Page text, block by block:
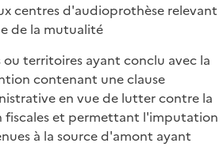
centres d'audioprothèse relevant
de la mutualité
ou territoires ayant conclu avec la
contenant une clause
en vue de lutter contre la
fiscales et permettant l'imputation
à la source d'amont ayant